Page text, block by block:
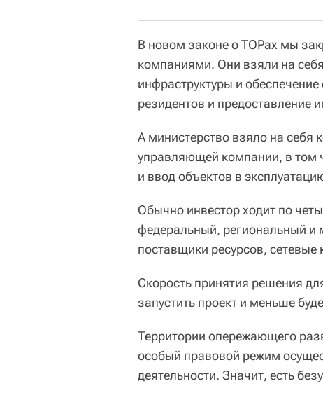
В новом законе о ТОРах мы
компаниями. Они взяли на
инфраструктуры и
резидентов и предоставление
А министерство взяло на
управляющей компании, в том
и ввод объектов в
Обычно инвестор ходит по
федеральный, региональный и
поставщики ресурсов, сетевые
Скорость принятия решения
запустить проект и меньше
Территории опережающего
особый правовой режим
деятельности. Значит, есть